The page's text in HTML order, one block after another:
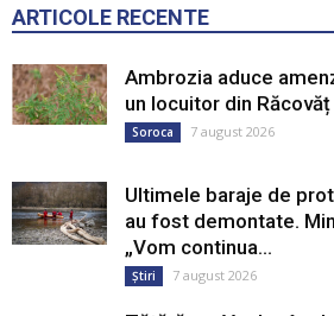
ARTICOLE RECENTE
Ambrozia aduce
un locuitor din
Soroca 7 august 2026
Ultimele baraje de
au fost demontate.
„Vom continua...
Știri 7 august 2026